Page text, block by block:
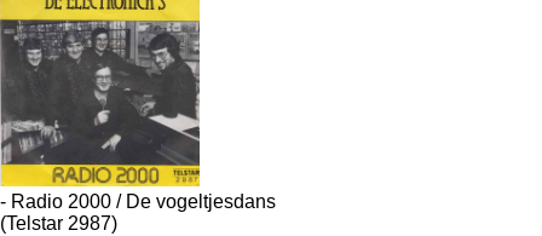
- Radio 2000 / De vogeltjesdans
(Telstar 2987)